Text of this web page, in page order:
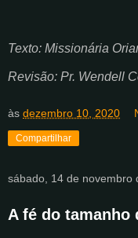
Texto: Missionária
Revisão: Pr. Wendell
às dezembro 10, 2020
Compartilhar
sábado, 14 de novembro
A fé do tamanho